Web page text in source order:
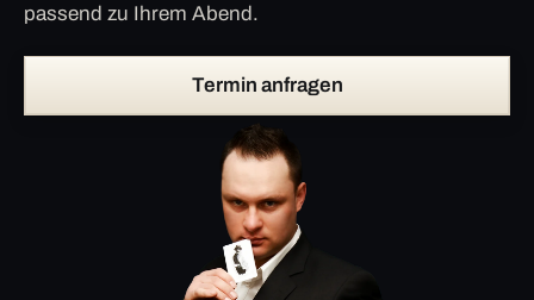
passend zu Ihrem Abend.
Termin anfragen